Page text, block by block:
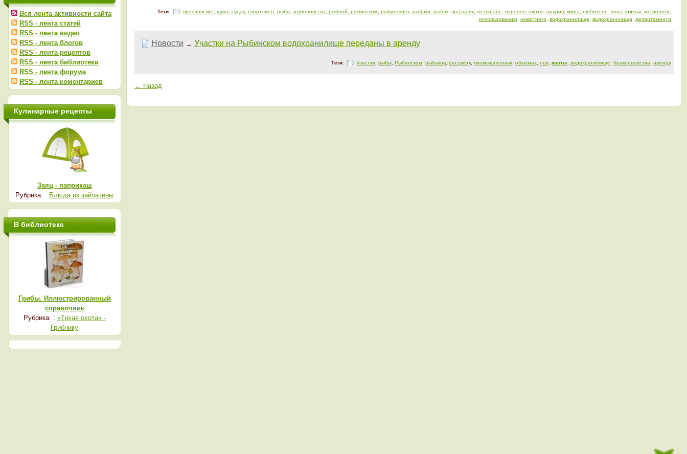
Теги: ярославские щука судак, спортсмен рыбы, рыболовства рыбной рыбинском, рыбинского, рыбаки рыбак, праздник, по охране перелов, охоты, орудия, мира любитель, лова квоты ихтиологи
использованию
животного, водохранилище водохранилища департамента
Новости → Участки на Рыбинском водохранилище переданы в аренду
Теги: участки рыбы, Рыбинском, рыбаков, расцвету, промышленных, объемах, лов, квоты водохранилище браконьерства аренду
← Назад
Вся лента активности сайта
RSS - лента статей
RSS - лента видео
RSS - лента блогов
RSS - лента рецептов
RSS - лента библиотеки
RSS - лента форума
RSS - лента коментариев
Кулинарные рецепты
Заяц - паприкаш
Рубрика: : Блюда из зайчатины
В библиотеке
Грибы. Иллюстрированный
справочник
Рубрика: : «Тихая охота» -
Грибнику